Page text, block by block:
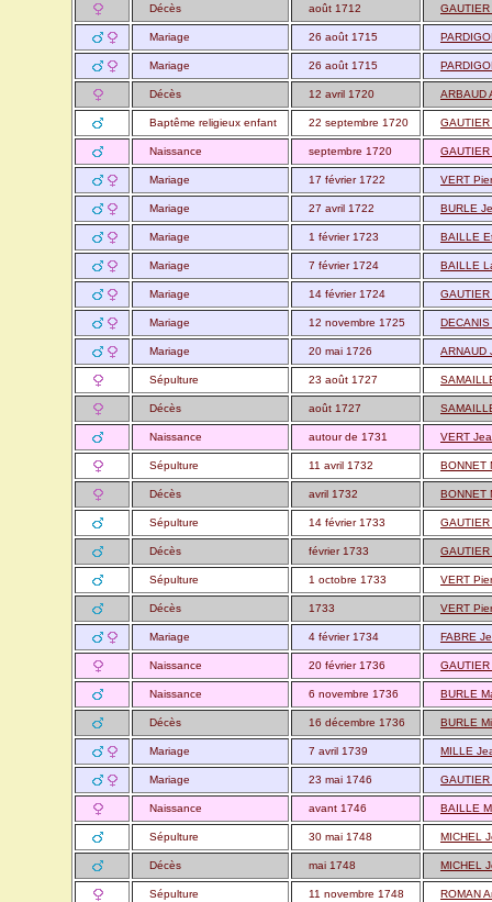
Décès août 1712
Mariage 26 août 1715
Mariage 26 août 1715
Décès 12 avril 1720 ARBAUD
Baptême religieux enfant 22 septembre 1720
Naissance septembre 1720
Mariage 17 février 1722 VERT
Mariage 27 avril 1722 BURLE
Mariage 1 février 1723 BAILLE
Mariage 7 février 1724 BAILLE
Mariage 14 février 1724
Mariage 12 novembre 1725
Mariage 20 mai 1726 ARNAUD
Sépulture 23 août 1727
Décès août 1727
Naissance autour de 1731 VERT
Sépulture 11 avril 1732 BONNET
Décès avril 1732 BONNET
Sépulture 14 février 1733
Décès février 1733
Sépulture 1 octobre 1733 VERT
Décès 1733 VERT
Mariage 4 février 1734 FABRE
Naissance 20 février 1736
Naissance 6 novembre 1736 BURLE
Décès 16 décembre 1736 BURLE
Mariage 7 avril 1739 MILLE
Mariage 23 mai 1746
Naissance avant 1746 BAILLE
Sépulture 30 mai 1748 MICHEL
Décès mai 1748 MICHEL
Sépulture 11 novembre 1748 ROMAN